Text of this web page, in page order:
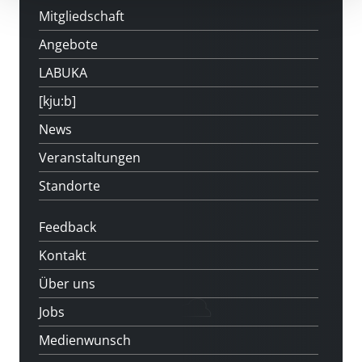
Mitgliedschaft
Angebote
LABUKA
[kju:b]
News
Veranstaltungen
Standorte
Feedback
Kontakt
Über uns
Jobs
Medienwunsch